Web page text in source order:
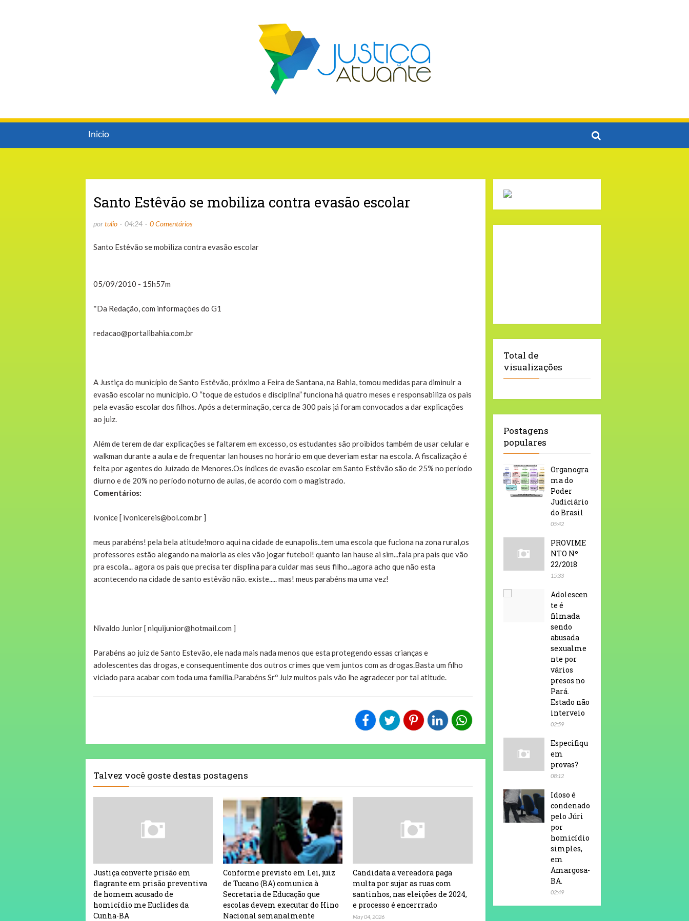
Inicio
Santo Estêvão se mobiliza contra evasão escolar
portulio 04:24 0 Comentários
Santo Estêvão se mobiliza contra evasão escolar
05/09/2010 - 15h57m
*Da Redação, com informações do G1
redacao@portalibahia.com.br
A Justiça do município de Santo Estêvão, próximo a Feira de Santana, na Bahia, tomou medidas para diminuir a
evasão escolar no município. O “toque de estudos e disciplina” funciona há quatro meses e responsabiliza os pais
pela evasão escolar dos filhos. Após a determinação, cerca de 300 pais já foram convocados a dar explicações
ao juiz.
Além de terem de dar explicações se faltarem em excesso, os estudantes são proibidos também de usar celular e
walkman durante a aula e de frequentar lan houses no horário em que deveriam estar na escola. A fiscalização é
feita por agentes do Juizado de Menores.Os índices de evasão escolar em Santo Estêvão são de 25% no período
diurno e de 20% no período noturno de aulas, de acordo com o magistrado.
Comentários:
ivonice [ ivonicereis@bol.com.br ]
meus parabéns! pela bela atitude!moro aqui na cidade de eunapolis..tem uma escola que fuciona na zona rural,os
professores estão alegando na maioria as eles vão jogar futebol! quanto lan hause ai sim...fala pra pais que vão
pra escola... agora os pais que precisa ter displina para cuidar mas seus filho...agora acho que não esta
acontecendo na cidade de santo estêvão não. existe..... mas! meus parabéns ma uma vez!
Nivaldo Junior [ niquijunior@hotmail.com ]
Parabéns ao juiz de Santo Estevão, ele nada mais nada menos que esta protegendo essas crianças e
adolescentes das drogas, e consequentimente dos outros crimes que vem juntos com as drogas.Basta um filho
viciado para acabar com toda uma família.Parabéns Srº Juiz muitos pais vão lhe agradecer por tal atitude.
Talvez você goste destas postagens
Justiça converte prisão em
flagrante em prisão preventiva
de homem acusado de
homicídio me Euclides da
Cunha-BA
Conforme previsto em Lei, juiz
de Tucano (BA) comunica à
Secretaria de Educação que
escolas devem executar do Hino
Nacional semanalmente
Candidata a vereadora paga
multa por sujar as ruas com
santinhos, nas eleições de 2024,
e processo é encerrrado
May 04, 2026
Total de
visualizações
Postagens
populares
Organogra
ma do
Poder
Judiciário
do Brasil
05:42
PROVIME
NTO Nº
22/2018
15:33
Adolescen
te é
filmada
sendo
abusada
sexualme
nte por
vários
presos no
Pará.
Estado não
interveio
02:59
Especifiqu
em
provas?
08:12
Idoso é
condenado
pelo Júri
por
homicídio
simples,
em
Amargosa-
BA.
02:49